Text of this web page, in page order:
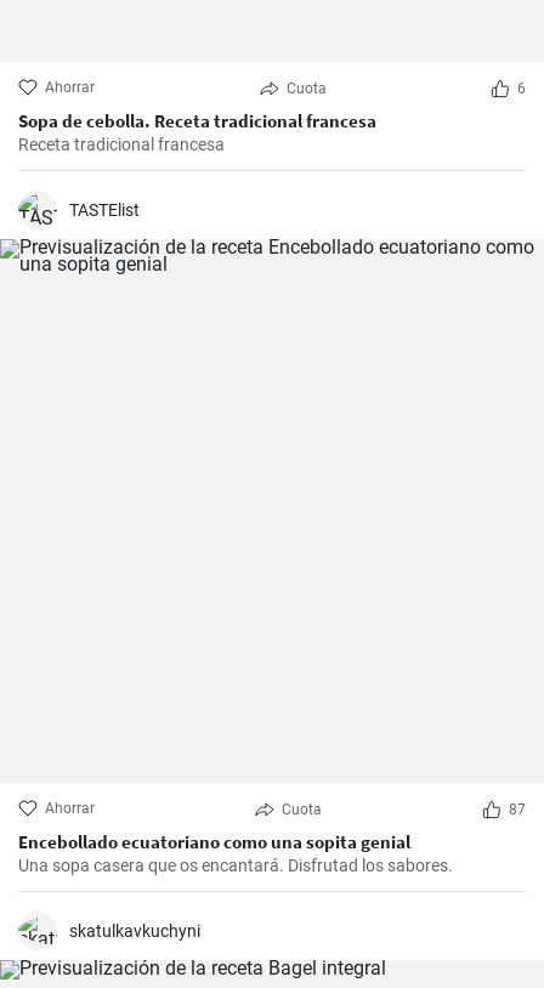
Ahorrar Cuota 6
Sopa de cebolla. Receta tradicional francesa
Receta tradicional francesa
TASTElist
Ahorrar Cuota 87
Encebollado ecuatoriano como una sopita genial
Una sopa casera que os encantará. Disfrutad los sabores.
skatulkavkuchyni